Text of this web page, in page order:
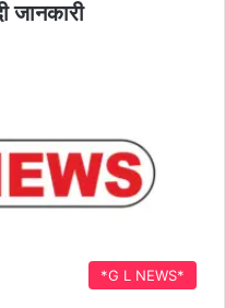
जानकारी
*G L NEWS*